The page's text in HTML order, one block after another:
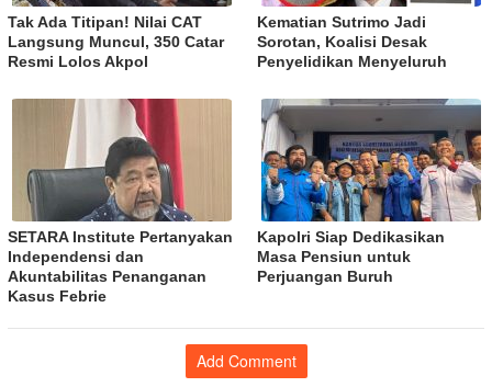
Tak Ada Titipan! Nilai CAT
Langsung Muncul, 350 Catar
Resmi Lolos Akpol
Kematian Sutrimo Jadi
Sorotan, Koalisi Desak
Penyelidikan Menyeluruh
SETARA Institute Pertanyakan
Independensi dan
Akuntabilitas Penanganan
Kasus Febrie
Kapolri Siap Dedikasikan
Masa Pensiun untuk
Perjuangan Buruh
Add Comment